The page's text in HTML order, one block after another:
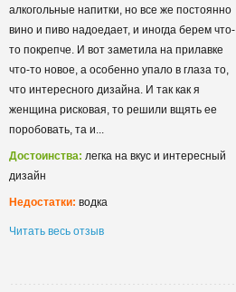
алкогольные напитки, но все же постоянно
вино и пиво надоедает, и иногда берем что-
то покрепче. И вот заметила на прилавке
что-то новое, а особенно упало в глаза то,
что интересного дизайна. И так как я
женщина рисковая, то решили вщять ее
поробовать, та и...
Достоинства: легка на вкус и интересный
дизайн
Недостатки: водка
Читать весь отзыв